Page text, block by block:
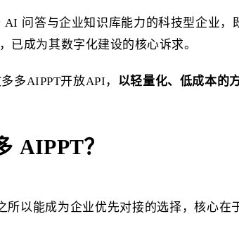
问答与企业知识库能力的科技型企业
成为其数字化建设的核心诉求。
多AIPPT开放API， 以轻量化、低成本的
AIPPT？
所以能成为企业优先对接的选择，核心在